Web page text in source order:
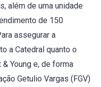
além de uma unidade
de 150
assegurar a
a Catedral quanto o
Young e, de forma
Getulio Vargas (FGV)